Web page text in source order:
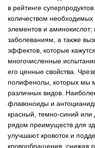
в рейтинге
количеством
элементов и аминокислот;
заболеваниям, а также
эффектов, которые
многочисленные
его ценные свойства.
полифенолы, которых мы
различных видов.
флавоноиды и
красный, темно-синий
рядом преимуществ для
улучшают кровоток и
кровообращения, снижая